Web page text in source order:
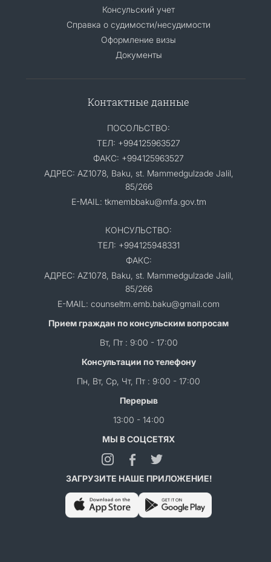
Консульский учет
Справка о судимости/несудимости
Оформление визы
Документы
Контактные данные
ПОСОЛЬСТВО:
ТЕЛ: +994125963527
ФАКС: +994125963527
АДРЕС: AZ1078, Baku, st. Mammedgulzade Jalil,
85/266
E-MAIL: tkmembbaku@mfa.gov.tm
КОНСУЛЬСТВО:
ТЕЛ: +994125948331
ФАКС:
АДРЕС: AZ1078, Baku, st. Mammedgulzade Jalil,
85/266
E-MAIL: counseltm.emb.baku@gmail.com
Прием граждан по консульским вопросам
Вт, Пт : 9:00 - 17:00
Консультации по телефону
Пн, Вт, Ср, Чт, Пт : 9:00 - 17:00
Перерыв
13:00 - 14:00
МЫ В СОЦСЕТЯХ
ЗАГРУЗИТЕ НАШЕ ПРИЛОЖЕНИЕ!